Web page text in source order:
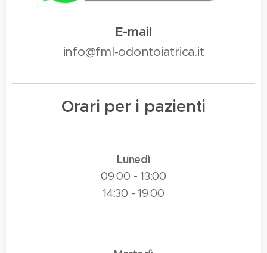
E-mail
info@fml-odontoiatrica.it
Orari per i pazienti
Lunedì
09:00 - 13:00
14:30 - 19:00